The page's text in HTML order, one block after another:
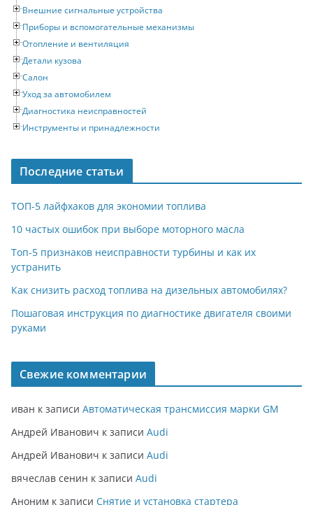
Внешние сигнальные устройства
Приборы и вспомогательные механизмы
Отопление и вентиляция
Детали кузова
Салон
Уход за автомобилем
Диагностика неисправностей
Инструменты и принадлежности
Последние статьи
ТОП-5 лайфхаков для экономии топлива
10 частых ошибок при выборе моторного масла
Топ-5 признаков неисправности турбины и как их
устранить
Как снизить расход топлива на дизельных автомобилях?
Пошаговая инструкция по диагностике двигателя своими
руками
Свежие комментарии
иван к записи Автоматическая трансмиссия марки GM
Андрей Иванович к записи Audi
Андрей Иванович к записи Audi
вячеслав сенин к записи Audi
Аноним к записи Снятие и установка стартера